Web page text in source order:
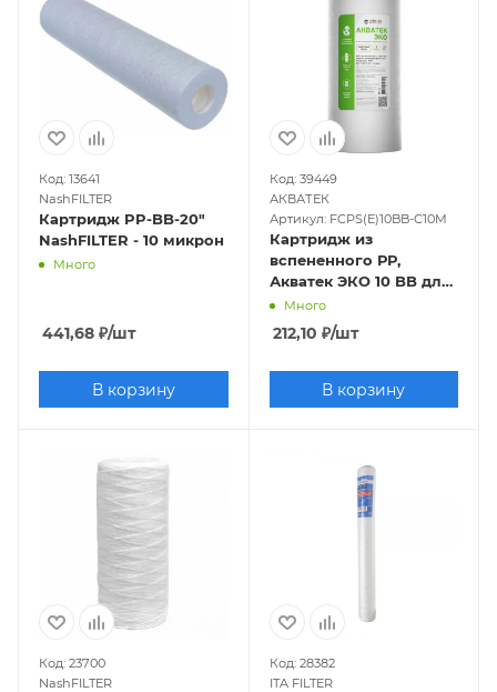
Код: 13641
NashFILTER
Картридж PP-BB-20"
NashFILTER - 10 микрон
Много
441,68 ₽/шт
В корзину
Код: 39449
АКВАТЕК
Артикул: FCPS(E)10BB-C10M
Картридж из
вспененного РР,
Акватек ЭКО 10 BB для
холодной воды 10мкм
Много
212,10 ₽/шт
В корзину
Код: 23700
NashFILTER
Код: 28382
ITA FILTER